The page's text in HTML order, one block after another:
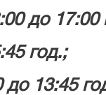
до 17:00
год.;
до 13:45